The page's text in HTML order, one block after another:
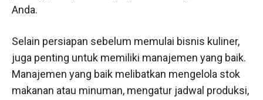
Anda.
Selain persiapan sebelum memulai bisnis kuliner,
juga penting untuk memiliki manajemen yang baik.
Manajemen yang baik melibatkan mengelola stok
makanan atau minuman, mengatur jadwal produksi,